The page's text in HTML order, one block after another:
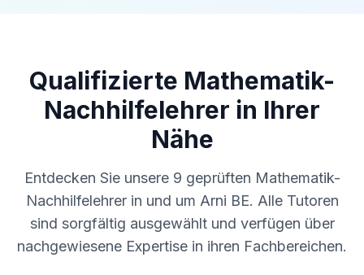
Qualifizierte Mathematik-
Nachhilfelehrer in Ihrer
Nähe
Entdecken Sie unsere 9 geprüften Mathematik-
Nachhilfelehrer in und um Arni BE. Alle Tutoren
sind sorgfältig ausgewählt und verfügen über
nachgewiesene Expertise in ihren Fachbereichen.